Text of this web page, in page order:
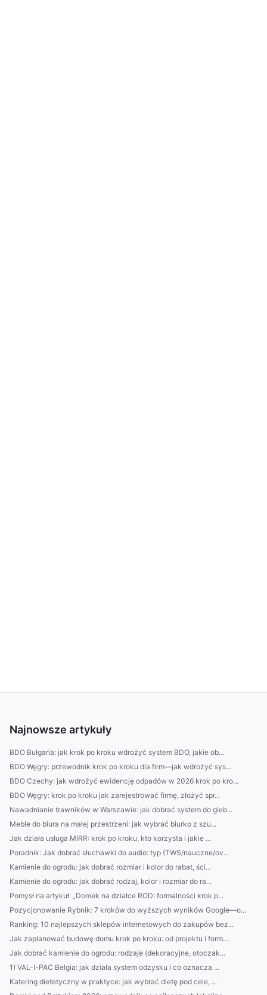
Najnowsze artykuły
BDO Bułgaria: jak krok po kroku wdrożyć system BDO, jakie ob...
BDO Węgry: przewodnik krok po kroku dla firm—jak wdrożyć sys...
BDO Czechy: jak wdrożyć ewidencję odpadów w 2026 krok po kro...
BDO Węgry: krok po kroku jak zarejestrować firmę, złożyć spr...
Nawadnianie trawników w Warszawie: jak dobrać system do gleb...
Meble do biura na małej przestrzeni: jak wybrać biurko z szu...
Jak działa usługa MIRR: krok po kroku, kto korzysta i jakie ...
Poradnik: Jak dobrać słuchawki do audio: typ (TWS/nauczne/ov...
Kamienie do ogrodu: jak dobrać rozmiar i kolor do rabat, ści...
Kamienie do ogrodu: jak dobrać rodzaj, kolor i rozmiar do ra...
Pomysł na artykuł: „Domek na działce ROD: formalności krok p...
Pozycjonowanie Rybnik: 7 kroków do wyższych wyników Google—o...
Ranking: 10 najlepszych sklepów internetowych do zakupów bez...
Jak zaplanować budowę domu krok po kroku: od projektu i form...
Jak dobrać kamienie do ogrodu: rodzaje (dekoracyjne, otoczak...
1) VAL-I-PAC Belgia: jak działa system odzysku i co oznacza ...
Katering dietetyczny w praktyce: jak wybrać dietę pod cele, ...